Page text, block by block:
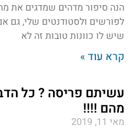
הנה סיפור מדהים שמדגים את
לפורשים ולסטודנטים שלי, גם
שיש לו כוונות טובות זה לא
קרא עוד »
עשיתם פריסה ? כל
מהם !!!!
מאי 11, 2019